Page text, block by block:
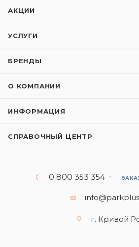
АКЦИИ
УСЛУГИ
БРЕНДЫ
О КОМПАНИИ
ИНФОРМАЦИЯ
СПРАВОЧНЫЙ ЦЕНТР
0 800 353 354
г. Кривой